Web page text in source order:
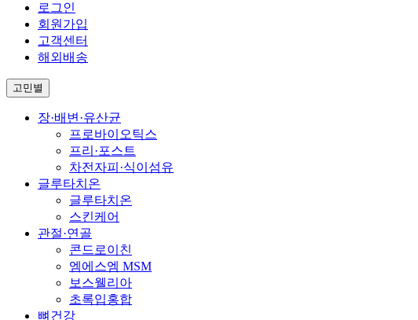
로그인
회원가입
고객센터
해외배송
고민별
장·배변·유산균
프로바이오틱스
프리·포스트
차전자피·식이섬유
글루타치온
글루타치온
스킨케어
관절·연골
콘드로이친
엠에스엠 MSM
보스웰리아
초록입홍합
뼈건강